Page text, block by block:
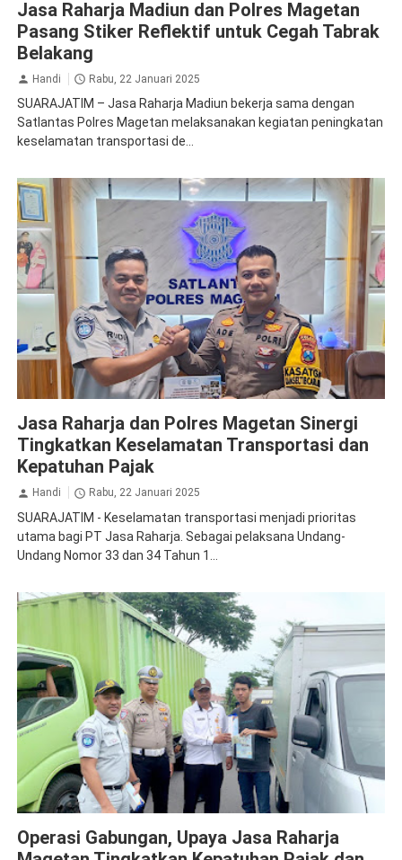
Jasa Raharja Madiun dan Polres Magetan
Pasang Stiker Reflektif untuk Cegah Tabrak
Belakang
Handi Rabu, 22 Januari 2025
SUARAJATIM – Jasa Raharja Madiun bekerja sama dengan
Satlantas Polres Magetan melaksanakan kegiatan peningkatan
keselamatan transportasi de...
Jasa Raharja dan Polres Magetan Sinergi
Tingkatkan Keselamatan Transportasi dan
Kepatuhan Pajak
Handi Rabu, 22 Januari 2025
SUARAJATIM - Keselamatan transportasi menjadi prioritas
utama bagi PT Jasa Raharja. Sebagai pelaksana Undang-
Undang Nomor 33 dan 34 Tahun 1...
Operasi Gabungan, Upaya Jasa Raharja